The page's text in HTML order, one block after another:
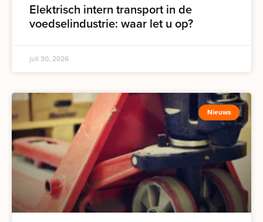
Elektrisch intern transport in de
voedselindustrie: waar let u op?
juli 30, 2026
Nieuws